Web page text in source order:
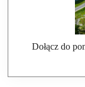
Dołącz do